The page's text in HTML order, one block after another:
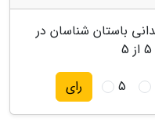
باستان شناسان در
5 از 5
5 رای